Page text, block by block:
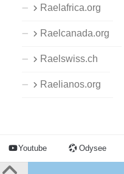
Raelafrica.org
Raelcanada.org
Raelswiss.ch
Raelianos.org
Youtube Odysee